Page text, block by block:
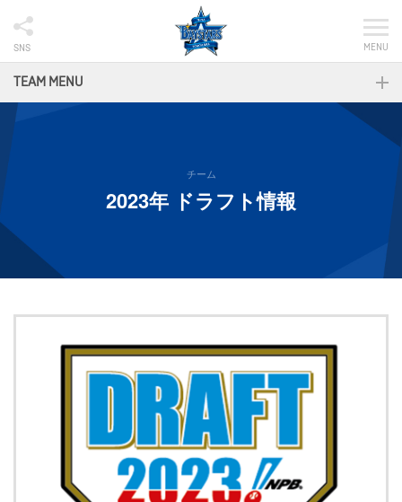
SNS MENU
TEAM MENU
チーム
2023年 ドラフト情報